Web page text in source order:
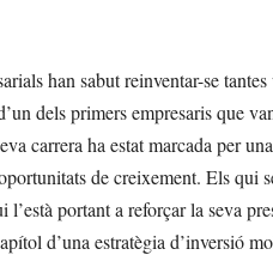
han sabut reinventar-se
dels primers empresaris que
carrera ha estat marcada per
de creixement. Els qui
portant a reforçar la seva
d’una estratègia d’inversió